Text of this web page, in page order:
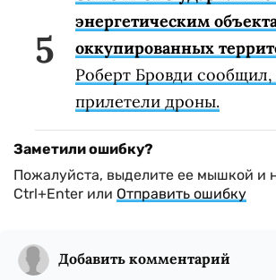
энергетическим
оккупированных
Роберт Бровди
прилетели дроны.
Заметили ошибку?
Пожалуйста, выделите ее мышкой и
Ctrl+Enter или Отправить ошибку
Добавить комментарий